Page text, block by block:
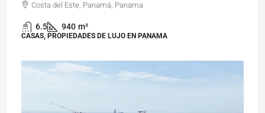
Costa del Este, Panamá, Panama
6.5 940 m²
CASAS, PROPIEDADES DE LUJO EN PANAMA